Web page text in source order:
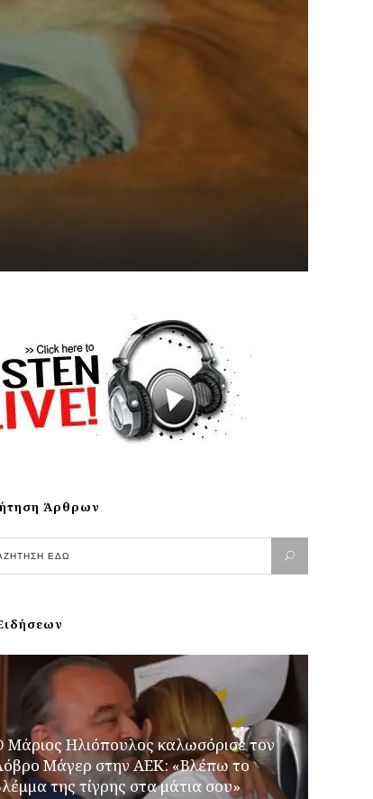
Άρθρων
Μάριος Ηλιόπουλος καλωσόρισε τον
Μάγερ στην ΑΕΚ: «Βλέπω το
της τίγρης στα μάτια σου»